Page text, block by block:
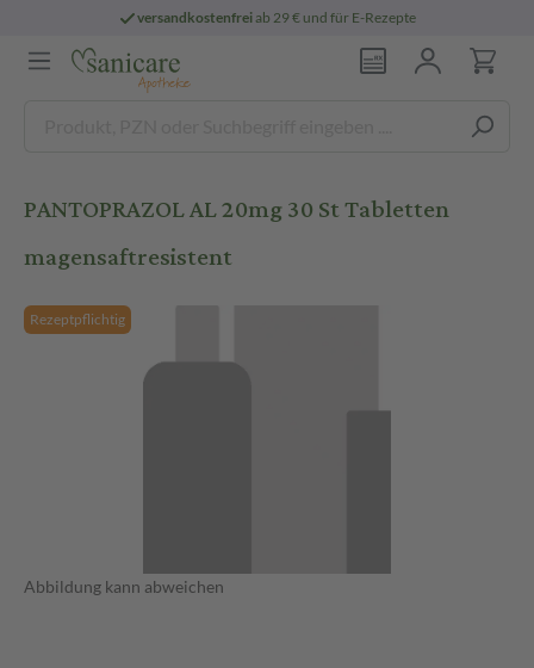
versandkostenfreiab 29 € und für E-Rezepte
PANTOPRAZOL AL 20mg 30 St Tabletten
magensaftresistent
Rezeptpflichtig
Abbildung kann abweichen